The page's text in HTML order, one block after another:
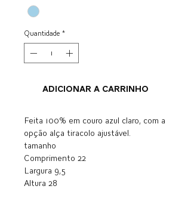
Quantidade *
ADICIONAR A CARRINHO
Feita 100% em couro azul claro, com a
opção alça tiracolo ajustável.
tamanho
Comprimento 22
Largura 9,5
Altura 28